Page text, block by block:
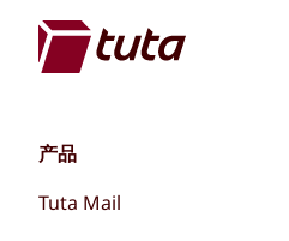
产品
Tuta Mail